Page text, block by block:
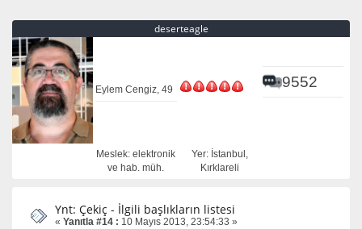
deserteagle
Eylem Cengiz, 49 9552
Meslek: elektronik
ve hab. müh.
Yer: İstanbul,
Kırklareli
Ynt: Çekiç - İlgili başlıkların listesi
« Yanıtla #14 : 10 Mayıs 2013, 23:54:33 »